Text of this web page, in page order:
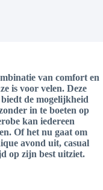
van comfort en
is voor velen. Deze
de mogelijkheid
in te boeten op
kan iedereen
Of het nu gaat om
avond uit, casual
op zijn best uitziet.